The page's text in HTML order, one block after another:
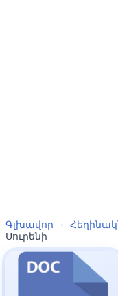
Գլխավոր ›
Սուրենի